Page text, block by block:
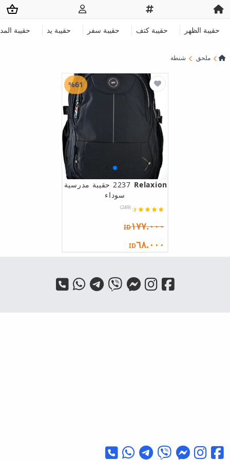
حقيبة الظهر حقيبة كتف حقيبة سفر حقيبة يد حقيبة
ملحق شنطة
Relaxion
2237 حقيبة مدرسية
سوداء
(249)
ID١٧٧.٠٠٠
ID٦٨.٠٠٠
%61